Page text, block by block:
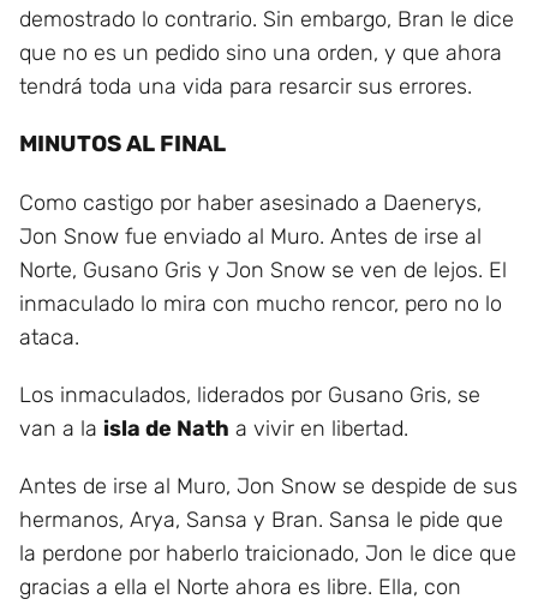
demostrado lo contrario. Sin embargo, Bran le dice
que no es un pedido sino una orden, y que ahora
tendrá toda una vida para resarcir sus errores.
MINUTOS AL FINAL
Como castigo por haber asesinado a Daenerys,
Jon Snow fue enviado al Muro. Antes de irse al
Norte, Gusano Gris y Jon Snow se ven de lejos. El
inmaculado lo mira con mucho rencor, pero no lo
ataca.
Los inmaculados, liderados por Gusano Gris, se
van a la isla de Nath a vivir en libertad.
Antes de irse al Muro, Jon Snow se despide de sus
hermanos, Arya, Sansa y Bran. Sansa le pide que
la perdone por haberlo traicionado, Jon le dice que
gracias a ella el Norte ahora es libre. Ella, con